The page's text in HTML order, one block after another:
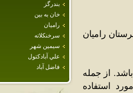
بندرگز
خان به بين
راميان
سرخنكلاته
سيمين شهر
علي آبادكتول
فاضل آباد
راميان
از جمله
استفاده